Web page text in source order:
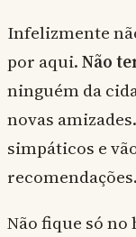
Infelizmente
por aqui.Não
ninguém da
novas
simpáticos e
recomendações.
Não fique só no